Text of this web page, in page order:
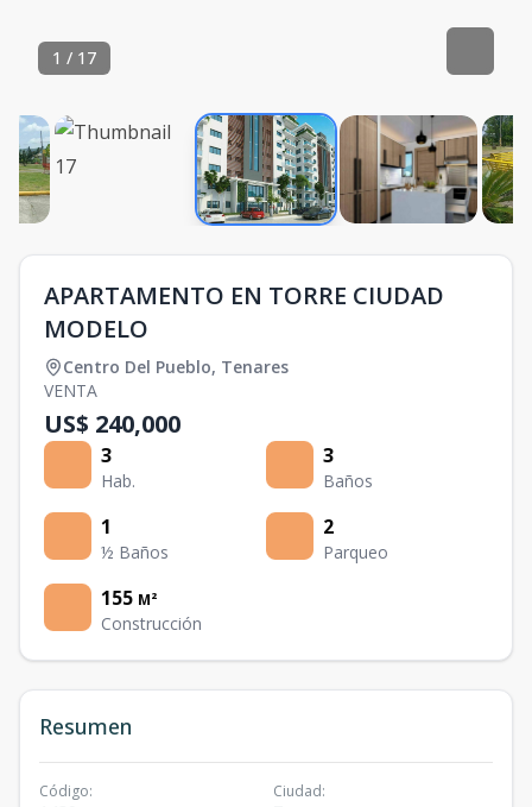
1 / 17
APARTAMENTO EN TORRE CIUDAD
MODELO
Centro Del Pueblo, Tenares
VENTA
US$ 240,000
3
Hab.
3
Baños
1
½ Baños
2
Parqueo
155 M²
Construcción
Resumen
Código: Ciudad: